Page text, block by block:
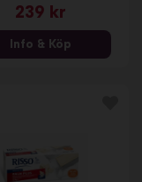
239 kr
Info & Köp